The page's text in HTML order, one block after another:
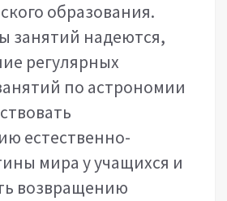
образования.
занятий надеются,
регулярных
по астрономии
естественно-
мира у учащихся и
возвращению